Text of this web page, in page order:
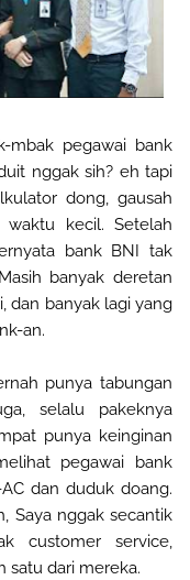
mbak pegawai bank
nggak sih? eh tapi
dong, gausah
kecil. Setelah
bank BNI tak
banyak deretan
dan banyak lagi yang
an.
punya tabungan
selalu pakeknya
punya keinginan
pegawai bank
dan duduk doang.
Saya nggak secantik
customer service,
satu dari mereka.